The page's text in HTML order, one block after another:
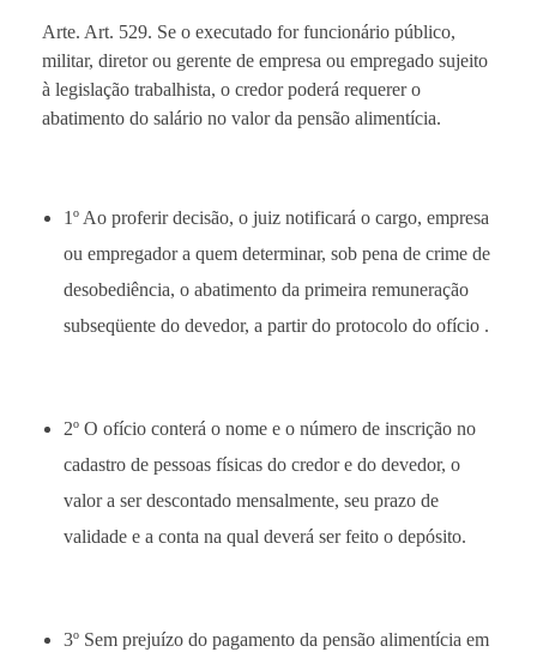
Arte. Art. 529. Se o executado for funcionário público,
militar, diretor ou gerente de empresa ou empregado sujeito
à legislação trabalhista, o credor poderá requerer o
abatimento do salário no valor da pensão alimentícia.
1º Ao proferir decisão, o juiz notificará o cargo, empresa
ou empregador a quem determinar, sob pena de crime de
desobediência, o abatimento da primeira remuneração
subseqüente do devedor, a partir do protocolo do ofício .
2º O ofício conterá o nome e o número de inscrição no
cadastro de pessoas físicas do credor e do devedor, o
valor a ser descontado mensalmente, seu prazo de
validade e a conta na qual deverá ser feito o depósito.
3º Sem prejuízo do pagamento da pensão alimentícia em